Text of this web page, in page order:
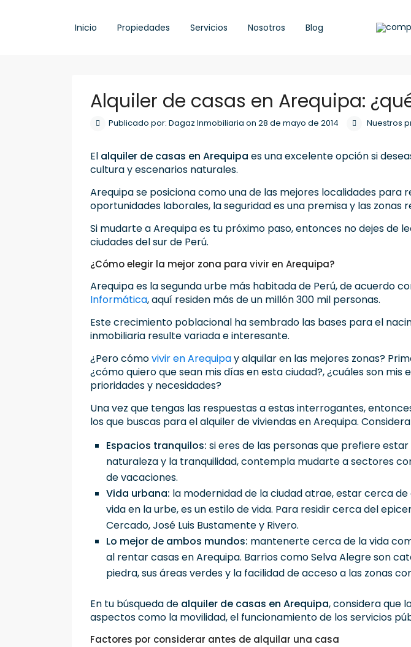
Inicio Propiedades Servicios Nosotros Blog
Alquiler de casas en Arequipa:
Publicado por: Dagaz Inmobiliaria on 28 de mayo de 2014 Nuestros
El alquiler de casas en Arequipa es una excelente opción si
cultura y escenarios naturales.
Arequipa se posiciona como una de las mejores localidades
oportunidades laborales, la seguridad es una premisa y las zonas
Si mudarte a Arequipa es tu próximo paso, entonces no dejes de
ciudades del sur de Perú.
¿Cómo elegir la mejor zona para vivir en Arequipa?
Arequipa es la segunda urbe más habitada de Perú, de acuerdo
Informática, aquí residen más de un millón 300 mil personas.
Este crecimiento poblacional ha sembrado las bases para el
inmobiliaria resulte variada e interesante.
¿Pero cómovivir en Arequipay alquilar en las mejores zonas?
¿cómo quiero que sean mis días en esta ciudad?, ¿cuáles son
prioridades y necesidades?
Una vez que tengas las respuestas a estas interrogantes,
los que buscas para el alquiler de viviendas en Arequipa.
Espacios tranquilos: si eres de las personas que prefiere
naturaleza y la tranquilidad, contempla mudarte a sectores
devacaciones.
Vida urbana: la modernidad de la ciudad atrae, estar cerca
vida en la urbe, es un estilo de vida. Para residir cerca del
Cercado, José Luis Bustamente y Rivero.
Lo mejor de ambos mundos: mantenerte cerca de la vida
al rentar casas en Arequipa. Barrios como Selva Alegre son
piedra, sus áreas verdes y la facilidad de acceso a las zonas
En tu búsqueda de alquiler de casas en Arequipa, considera que
aspectos como la movilidad, el funcionamiento de los servicios
Factores por considerar antes de alquilar una casa